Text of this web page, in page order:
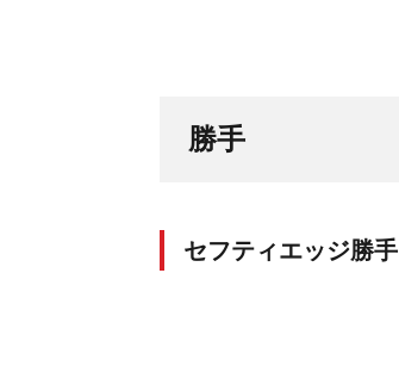
勝手
セフティエッジ勝手